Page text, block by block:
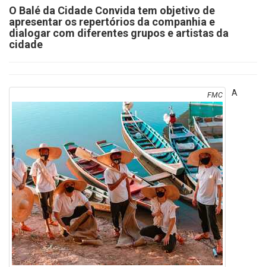
O Balé da Cidade Convida tem objetivo de
apresentar os repertórios da companhia e
dialogar com diferentes grupos e artistas da
cidade
FMC A